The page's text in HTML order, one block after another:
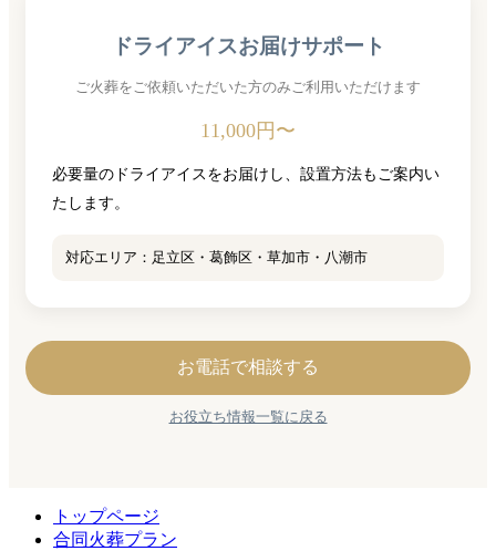
ドライアイスお届けサポート
ご火葬をご依頼いただいた方のみご利用いただけます
11,000円〜
必要量のドライアイスをお届けし、設置方法もご案内い
たします。
対応エリア：足立区・葛飾区・草加市・八潮市
お電話で相談する
お役立ち情報一覧に戻る
トップページ
合同火葬プラン